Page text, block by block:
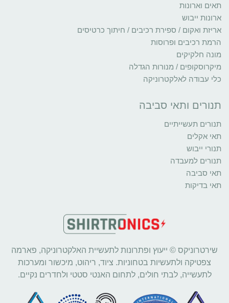
תאים וארונות
ארונות ייבוש
אריזת ואקום / ספירת רכיבים / חיתוך כרטיסים
הרמת רכיבים ופרוסות
מונה חלקיקים
מיקרוסקופים / מנורות הגדלה
כלי עבודה לאלקטרוניקה
תנורים ותאי סביבה
תנורים תעשייתיים
תאי אקלים
תנורי ייבוש
תנורים למעבדה
תאי סביבה
תאי בדיקות
שירטרוניקס © ייעוץ ופתרונות לתעשיית האלקטרוניקה, פארמה
צפטיקה ולתעשיות בטחוניות. ציוד, ריהוט, מיכשור ומערכות
לתעשייה, לבתי חולים, לתחום האנטי סטטי ולחדרים נקיים.